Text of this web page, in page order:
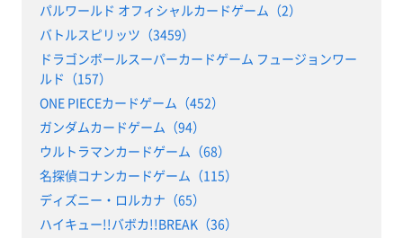
パルワールド オフィシャルカードゲーム（2）
バトルスピリッツ（3459）
ドラゴンボールスーパーカードゲーム フュージョンワー
ルド（157）
ONE PIECEカードゲーム（452）
ガンダムカードゲーム（94）
ウルトラマンカードゲーム（68）
名探偵コナンカードゲーム（115）
ディズニー・ロルカナ（65）
ハイキュー!!バボカ!!BREAK（36）